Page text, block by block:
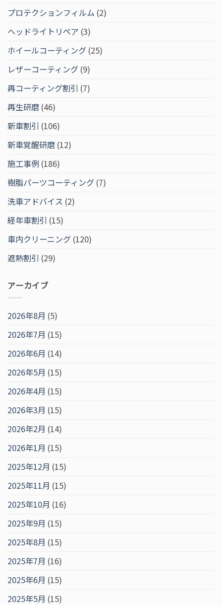
プロテクションフィルム (2)
ヘッドライトリペア (3)
ホイールコーティング (25)
レザーコーティング (9)
再コーティング割引 (7)
再生研磨 (46)
新車割引 (106)
新車覚醒研磨 (12)
施工事例 (186)
樹脂パーツコーティング (7)
洗車アドバイス (2)
経年車割引 (15)
車内クリーニング (120)
遮熱割引 (29)
アーカイブ
2026年8月 (5)
2026年7月 (15)
2026年6月 (14)
2026年5月 (15)
2026年4月 (15)
2026年3月 (15)
2026年2月 (14)
2026年1月 (15)
2025年12月 (15)
2025年11月 (15)
2025年10月 (16)
2025年9月 (15)
2025年8月 (15)
2025年7月 (16)
2025年6月 (15)
2025年5月 (15)